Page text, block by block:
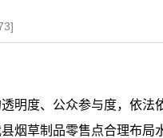
]
明度、公众参与度，依法
烟草制品零售点合理布局